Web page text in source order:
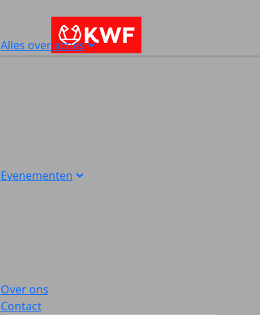
Alles over acties
Evenementen
Over ons
Contact